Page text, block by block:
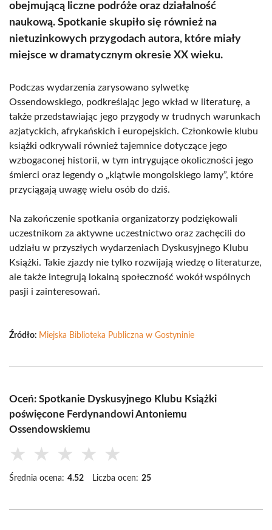
obejmującą liczne podróże oraz działalność
naukową. Spotkanie skupiło się również na
nietuzinkowych przygodach autora, które miały
miejsce w dramatycznym okresie XX wieku.
Podczas wydarzenia zarysowano sylwetkę
Ossendowskiego, podkreślając jego wkład w literaturę, a
także przedstawiając jego przygody w trudnych warunkach
azjatyckich, afrykańskich i europejskich. Członkowie klubu
książki odkrywali również tajemnice dotyczące jego
wzbogaconej historii, w tym intrygujące okoliczności jego
śmierci oraz legendy o „klątwie mongolskiego lamy”, które
przyciągają uwagę wielu osób do dziś.
Na zakończenie spotkania organizatorzy podziękowali
uczestnikom za aktywne uczestnictwo oraz zachęcili do
udziału w przyszłych wydarzeniach Dyskusyjnego Klubu
Książki. Takie zjazdy nie tylko rozwijają wiedzę o literaturze,
ale także integrują lokalną społeczność wokół wspólnych
pasji i zainteresowań.
Źródło: Miejska Biblioteka Publiczna w Gostyninie
Oceń: Spotkanie Dyskusyjnego Klubu Książki
poświęcone Ferdynandowi Antoniemu
Ossendowskiemu
★ ★ ★ ★ ★
Średnia ocena: 4.52 Liczba ocen: 25